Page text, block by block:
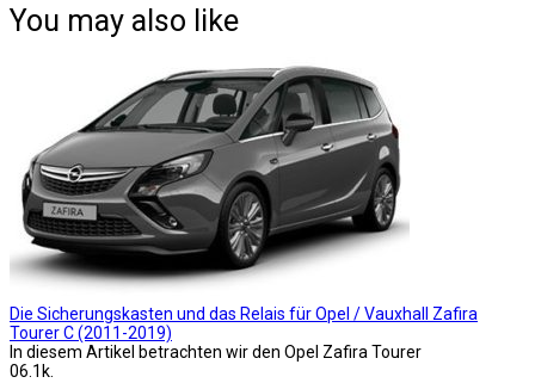
You may also like
Die Sicherungskasten und das Relais für Opel / Vauxhall Zafira
Tourer C (2011-2019)
In diesem Artikel betrachten wir den Opel Zafira Tourer
06.1k.